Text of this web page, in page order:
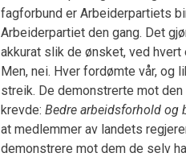
fagforbund er Arbeiderpartiets
Arbeiderpartiet den gang. Det
akkurat slik de ønsket, ved
Men, nei. Hver fordømte vår, og
streik. De demonstrerte mot
krevde: Bedre arbeidsforhold og
at medlemmer av landets
demonstrere mot dem de selv